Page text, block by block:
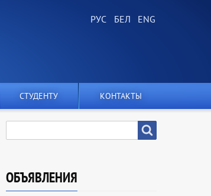
СТУДЕНТУ КОНТАКТЫ
ОБЪЯВЛЕНИЯ